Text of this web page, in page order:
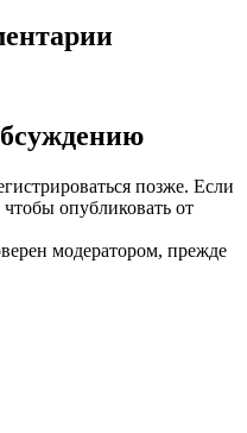
позже. Если
чтобы опубликовать от
модератором, прежде